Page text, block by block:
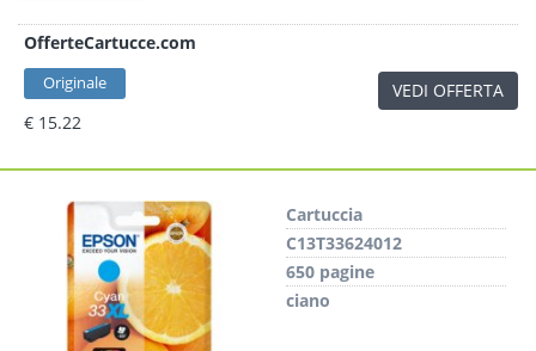
OfferteCartucce.com
Originale
€ 15.22
VEDI OFFERTA
Cartuccia
C13T33624012
650 pagine
ciano